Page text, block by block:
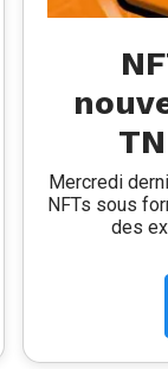
Mercredi
NFTs sous
des